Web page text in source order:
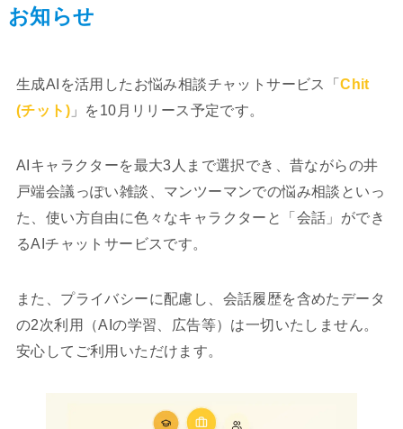
お知らせ
生成AIを活用したお悩み相談チャットサービス「Chit
(チット)」を10月リリース予定です。
AIキャラクターを最大3人まで選択でき、昔ながらの井
戸端会議っぽい雑談、マンツーマンでの悩み相談といっ
た、使い方自由に色々なキャラクターと「会話」ができ
るAIチャットサービスです。
また、プライバシーに配慮し、会話履歴を含めたデータ
の2次利用（AIの学習、広告等）は一切いたしません。
安心してご利用いただけます。